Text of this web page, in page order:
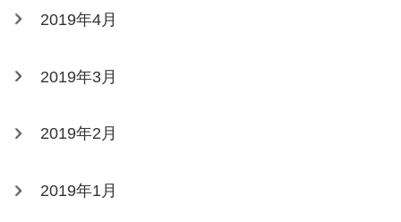
2019年4月
2019年3月
2019年2月
2019年1月